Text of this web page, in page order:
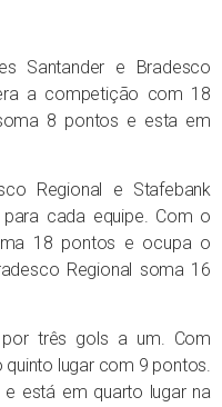
Santander e Bradesco
a competição com 18
8 pontos e esta em
Regional e Stafebank
cada equipe. Com o
18 pontos e ocupa o
Regional soma 16
três gols a um. Com
lugar com 9 pontos.
está em quarto lugar na